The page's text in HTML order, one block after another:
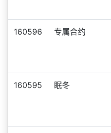
160596 专属合约
160595 眠冬